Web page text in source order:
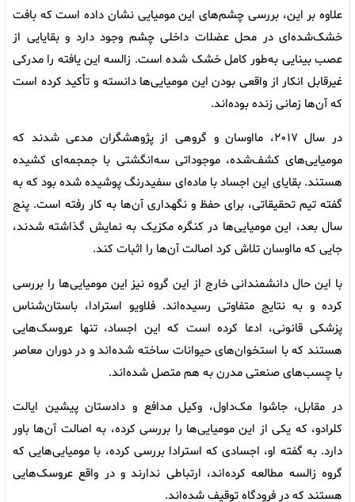
علاوه بر این، بررسی چشم‌های این مومیایی نشان داده است که بافت
خشک‌شده‌ای در محل عضلات داخلی چشم وجود دارد و بقایایی از
عصب بینایی به‌طور کامل خشک شده است. زالسه این یافته را مدرکی
غیرقابل انکار از واقعی بودن این مومیایی‌ها دانسته و تأکید کرده است
که آن‌ها زمانی زنده بوده‌اند.
در سال ۲۰۱۷، مااوسان و گروهی از پژوهشگران مدعی شدند که
مومیایی‌های کشف‌شده، موجوداتی سه‌انگشتی با جمجمه‌ای کشیده
هستند. بقایای این اجساد با ماده‌ای سفیدرنگ پوشیده شده بود که به
گفته تیم تحقیقاتی، برای حفظ و نگهداری آن‌ها به کار رفته است. پنج
سال بعد، این مومیایی‌ها در کنگره مکزیک به نمایش گذاشته شدند،
جایی که مااوسان تلاش کرد اصالت آن‌ها را اثبات کند.
با این حال دانشمندانی خارج از این گروه نیز این مومیایی‌ها را بررسی
کرده و به نتایج متفاوتی رسیده‌اند. فلاویو استرادا، باستان‌شناس
پزشکی قانونی، ادعا کرده است که این اجساد، تنها عروسک‌هایی
هستند که با استخوان‌های حیوانات ساخته شده‌اند و در دوران معاصر
با چسب‌های صنعتی مدرن به هم متصل شده‌اند.
در مقابل، جاشوا مک‌داول، وکیل مدافع و دادستان پیشین ایالت
کلرادو، که یکی از این مومیایی‌ها را بررسی کرده، به اصالت آن‌ها باور
دارد. به گفته او، اجسادی که استرادا بررسی کرده، با مومیایی‌هایی که
گروه زالسه مطالعه کرده‌اند، ارتباطی ندارند و در واقع عروسک‌هایی
هستند که در فرودگاه توقیف شده‌اند.